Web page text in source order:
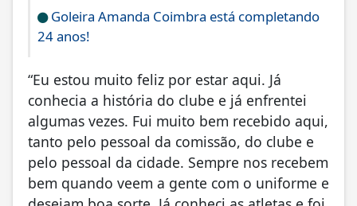
Goleira Amanda Coimbra está completando
24 anos!
“Eu estou muito feliz por estar aqui. Já
conhecia a história do clube e já enfrentei
algumas vezes. Fui muito bem recebido aqui,
tanto pelo pessoal da comissão, do clube e
pelo pessoal da cidade. Sempre nos recebem
bem quando veem a gente com o uniforme e